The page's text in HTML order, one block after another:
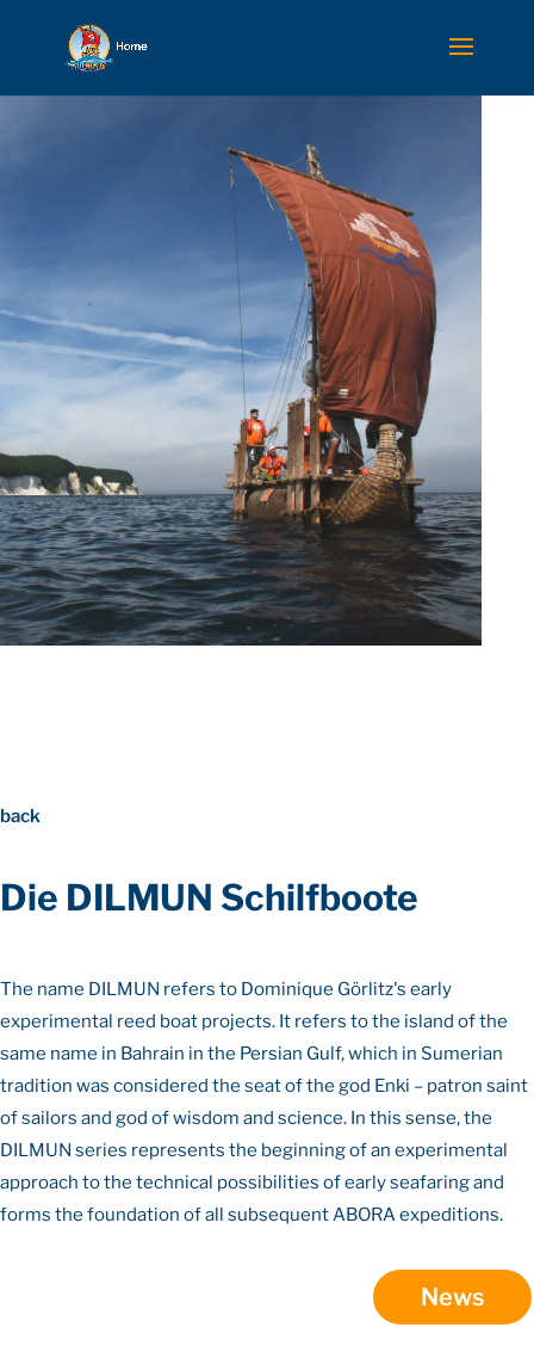
back
Die DILMUN Schilfboote
The name DILMUN refers to Dominique Görlitz's early
experimental reed boat projects. It refers to the island of the
same name in Bahrain in the Persian Gulf, which in Sumerian
tradition was considered the seat of the god Enki – patron saint
of sailors and god of wisdom and science. In this sense, the
DILMUN series represents the beginning of an experimental
approach to the technical possibilities of early seafaring and
forms the foundation of all subsequent ABORA expeditions.
News